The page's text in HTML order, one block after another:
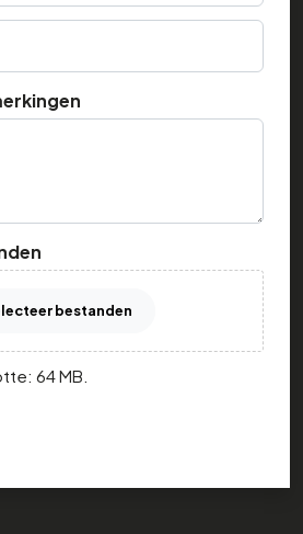
bestanden
64 MB.